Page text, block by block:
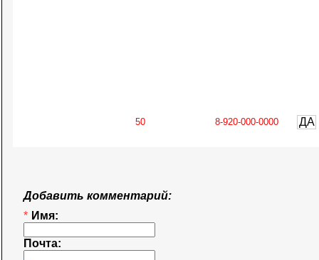
ДА
Добавить комментарий:
* Имя:
Почта: